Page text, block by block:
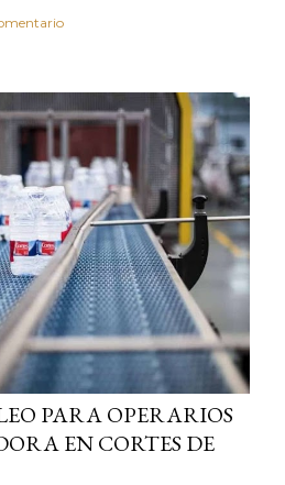
PARA OPERARIOS
EN CORTES DE